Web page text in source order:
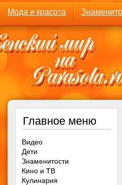
Мода и красота
Главное меню
Видео
Дети
Знаменитости
Кино и ТВ
Кулинария